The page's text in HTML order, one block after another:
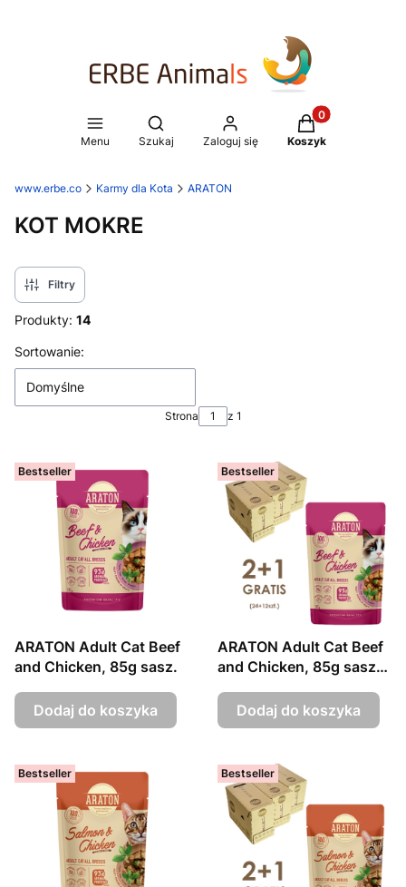
Menu
Otwórz wyszukiwarkę
Szukaj Zaloguj się
Produkty w
Koszyk
www.erbe.co Karmy dla Kota ARATON
KOT MOKRE
Filtry
Produkty: 14
Lista produktów
Sortowanie:
Domyślne
Strona z 1
Bestseller
ARATON Adult Cat Beef
and Chicken, 85g sasz.
Dodaj do koszyka
Bestseller
ARATON Adult Cat Beef
and Chicken, 85g sasz.
Dodaj do koszyka
Bestseller Bestseller